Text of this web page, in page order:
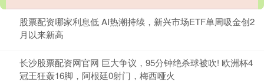
股票配资哪家利息低 AI热潮持续，新兴市场ETF单周吸金创2
月以来新高
长沙股票配资网官网 巨大争议，95分钟绝杀球被吹! 欧洲杯4
冠王狂轰16脚，阿根廷0射门，梅西哑火